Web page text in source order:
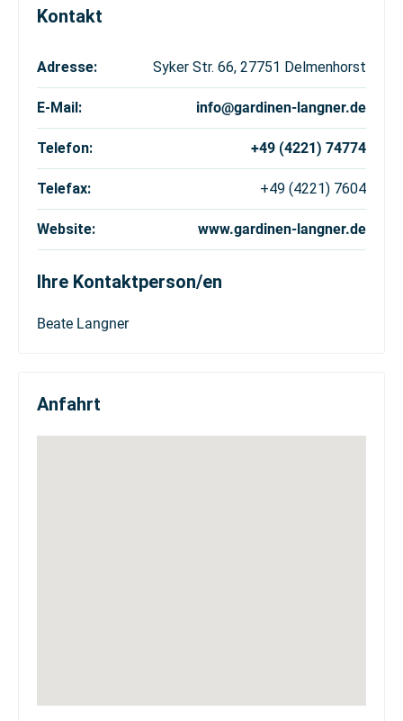
Anfahrt
Kontakt
Adresse: Syker Str. 66, 27751 Delmenhorst
E-Mail: info@gardinen-langner.de
Telefon: +49 (4221) 74774
Telefax: +49 (4221) 7604
Website: www.gardinen-langner.de
Ihre Kontaktperson/en
Beate Langner